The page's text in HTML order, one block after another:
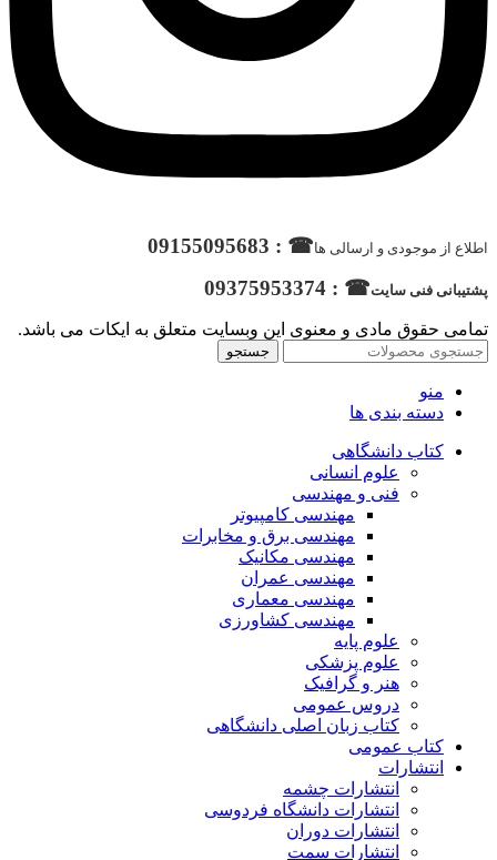
اطلاع از موجودی و ارسالی ها☎ : 09155095683
پشتیبانی فنی سایت☎ : 09375953374
تمامی حقوق مادی و معنوی این وبسایت متعلق به ایکات می باشد.
جستجو
منو
دسته بندی ها
کتاب دانشگاهی
علوم انسانی
فنی و مهندسی
مهندسی کامپیوتر
مهندسی برق و مخابرات
مهندسی مکانیک
مهندسی عمران
مهندسی معماری
مهندسی کشاورزی
علوم پایه
علوم پزشکی
هنر و گرافیک
دروس عمومی
کتاب زبان اصلی دانشگاهی
کتاب عمومی
انتشارات
انتشارات چشمه
انتشارات دانشگاه فردوسی
انتشارات دوران
انتشارات سمت